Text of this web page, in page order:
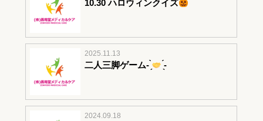
10.30 ハロウィンクイズ
2025.11.13
二人三脚ゲーム- ̗̀ ̖́-
2024.09.18